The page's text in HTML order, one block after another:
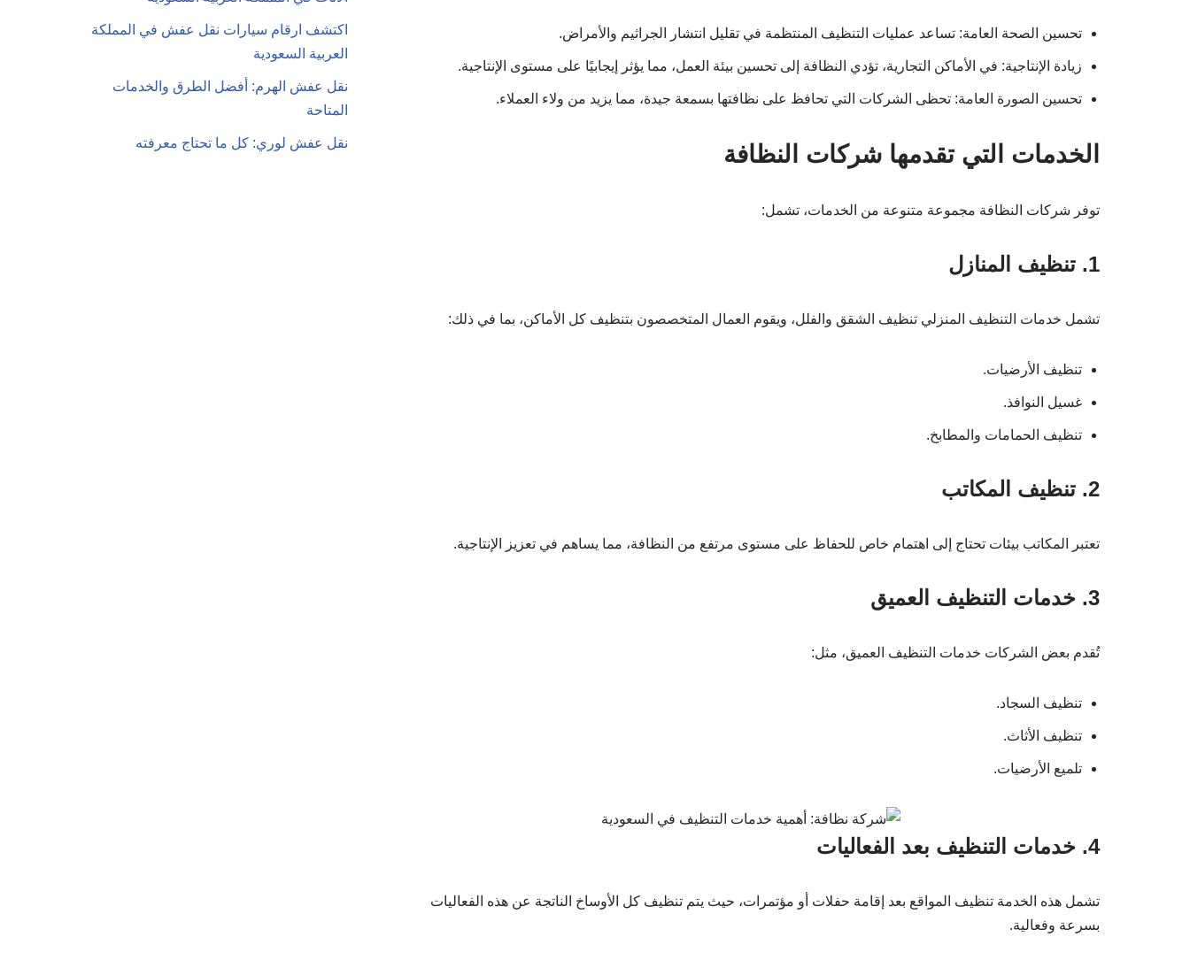
تحسين الصحة العامة: تساعد عمليات التنظيف المنتظمة في تقليل انتشار الجراثيم والأمراض.
زيادة الإنتاجية: في الأماكن التجارية، تؤدي النظافة إلى تحسين بيئة العمل، مما يؤثر إيجابيًا على مستوى الإنتاجية.
تحسين الصورة العامة: تحظى الشركات التي تحافظ على نظافتها بسمعة جيدة، مما يزيد من ولاء العملاء.
الخدمات التي تقدمها شركات النظافة
توفر شركات النظافة مجموعة متنوعة من الخدمات، تشمل:
1. تنظيف المنازل
تشمل خدمات التنظيف المنزلي تنظيف الشقق والفلل، ويقوم العمال المتخصصون بتنظيف كل الأماكن، بما في ذلك:
تنظيف الأرضيات.
غسيل النوافذ.
تنظيف الحمامات والمطابخ.
2. تنظيف المكاتب
تعتبر المكاتب بيئات تحتاج إلى اهتمام خاص للحفاظ على مستوى مرتفع من النظافة، مما يساهم في تعزيز الإنتاجية.
3. خدمات التنظيف العميق
تُقدم بعض الشركات خدمات التنظيف العميق، مثل:
تنظيف السجاد.
تنظيف الأثاث.
تلميع الأرضيات.
4. خدمات التنظيف بعد الفعاليات
تشمل هذه الخدمة تنظيف المواقع بعد إقامة حفلات أو مؤتمرات، حيث يتم تنظيف كل الأوساخ الناتجة عن هذه الفعاليات
بسرعة وفعالية.
اكتشف ارقام سيارات نقل عفش في المملكة
العربية السعودية
نقل عفش الهرم: أفضل الطرق والخدمات
المتاحة
نقل عفش لوري: كل ما تحتاج معرفته